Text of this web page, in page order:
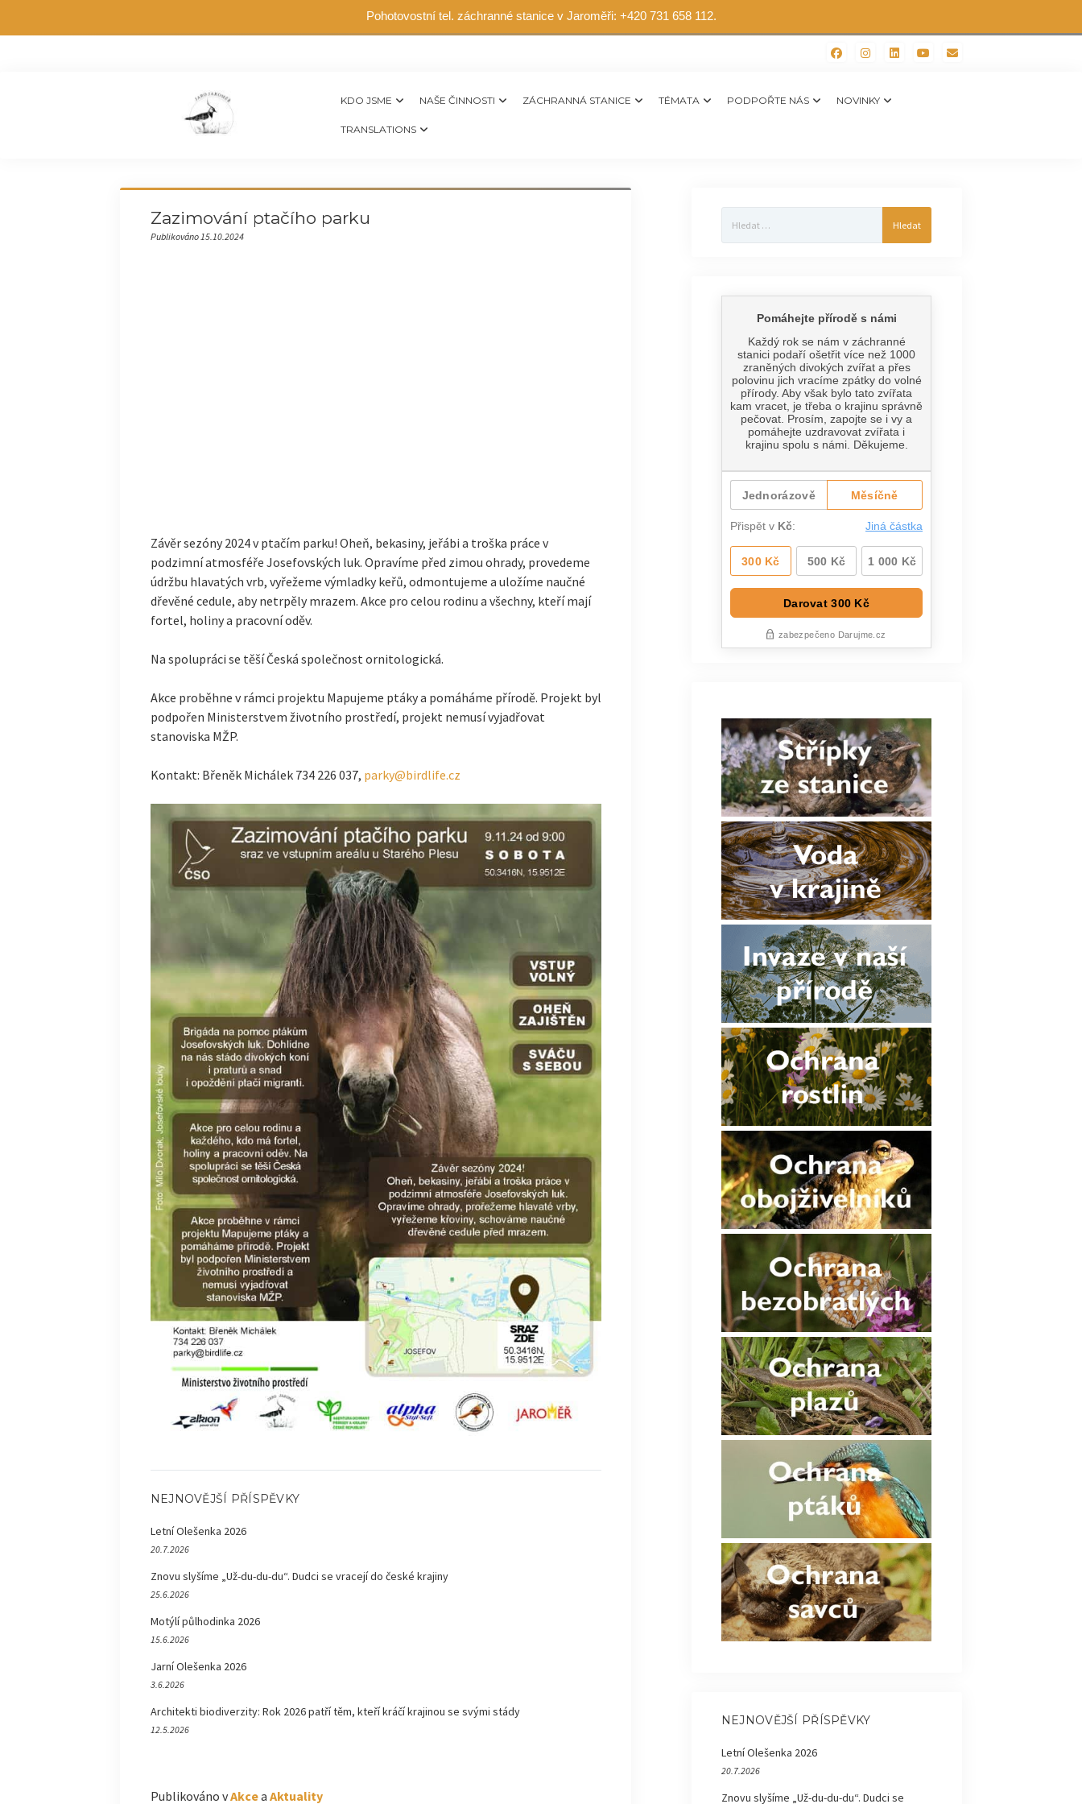
Pohotovostní tel. záchranné stanice v Jaroměři: +420 731 658 112.
KDO JSME NAŠE ČINNOSTI ZÁCHRANNÁ STANICE TÉMATA PODPOŘTE NÁS NOVINKY
TRANSLATIONS
Zazimování ptačího parku
Publikováno 15.10.2024
Závěr sezóny 2024 v ptačím parku! Oheň, bekasiny, jeřábi a troška práce v
podzimní atmosféře Josefovských luk. Opravíme před zimou ohrady, provedeme
údržbu hlavatých vrb, vyřežeme výmladky keřů, odmontujeme a uložíme naučné
dřevěné cedule, aby netrpěly mrazem. Akce pro celou rodinu a všechny, kteří mají
fortel, holiny a pracovní oděv.
Na spolupráci se těší Česká společnost ornitologická.
Akce proběhne v rámci projektu Mapujeme ptáky a pomáháme přírodě. Projekt byl
podpořen Ministerstvem životního prostředí, projekt nemusí vyjadřovat
stanoviska MŽP.
Kontakt: Břeněk Michálek 734 226 037, parky@birdlife.cz
NEJNOVĚJŠÍ PŘÍSPĚVKY
Letní Olešenka 2026
20.7.2026
Znovu slyšíme „Už-du-du-du“. Dudci se vracejí do české krajiny
25.6.2026
Motýlí půlhodinka 2026
15.6.2026
Jarní Olešenka 2026
3.6.2026
Architekti biodiverzity: Rok 2026 patří těm, kteří kráčí krajinou se svými stády
12.5.2026
Publikováno vAkcea Aktuality
NEJNOVĚJŠÍ PŘÍSPĚVKY
Letní Olešenka 2026
20.7.2026
Znovu slyšíme „Už-du-du-du“. Dudci se